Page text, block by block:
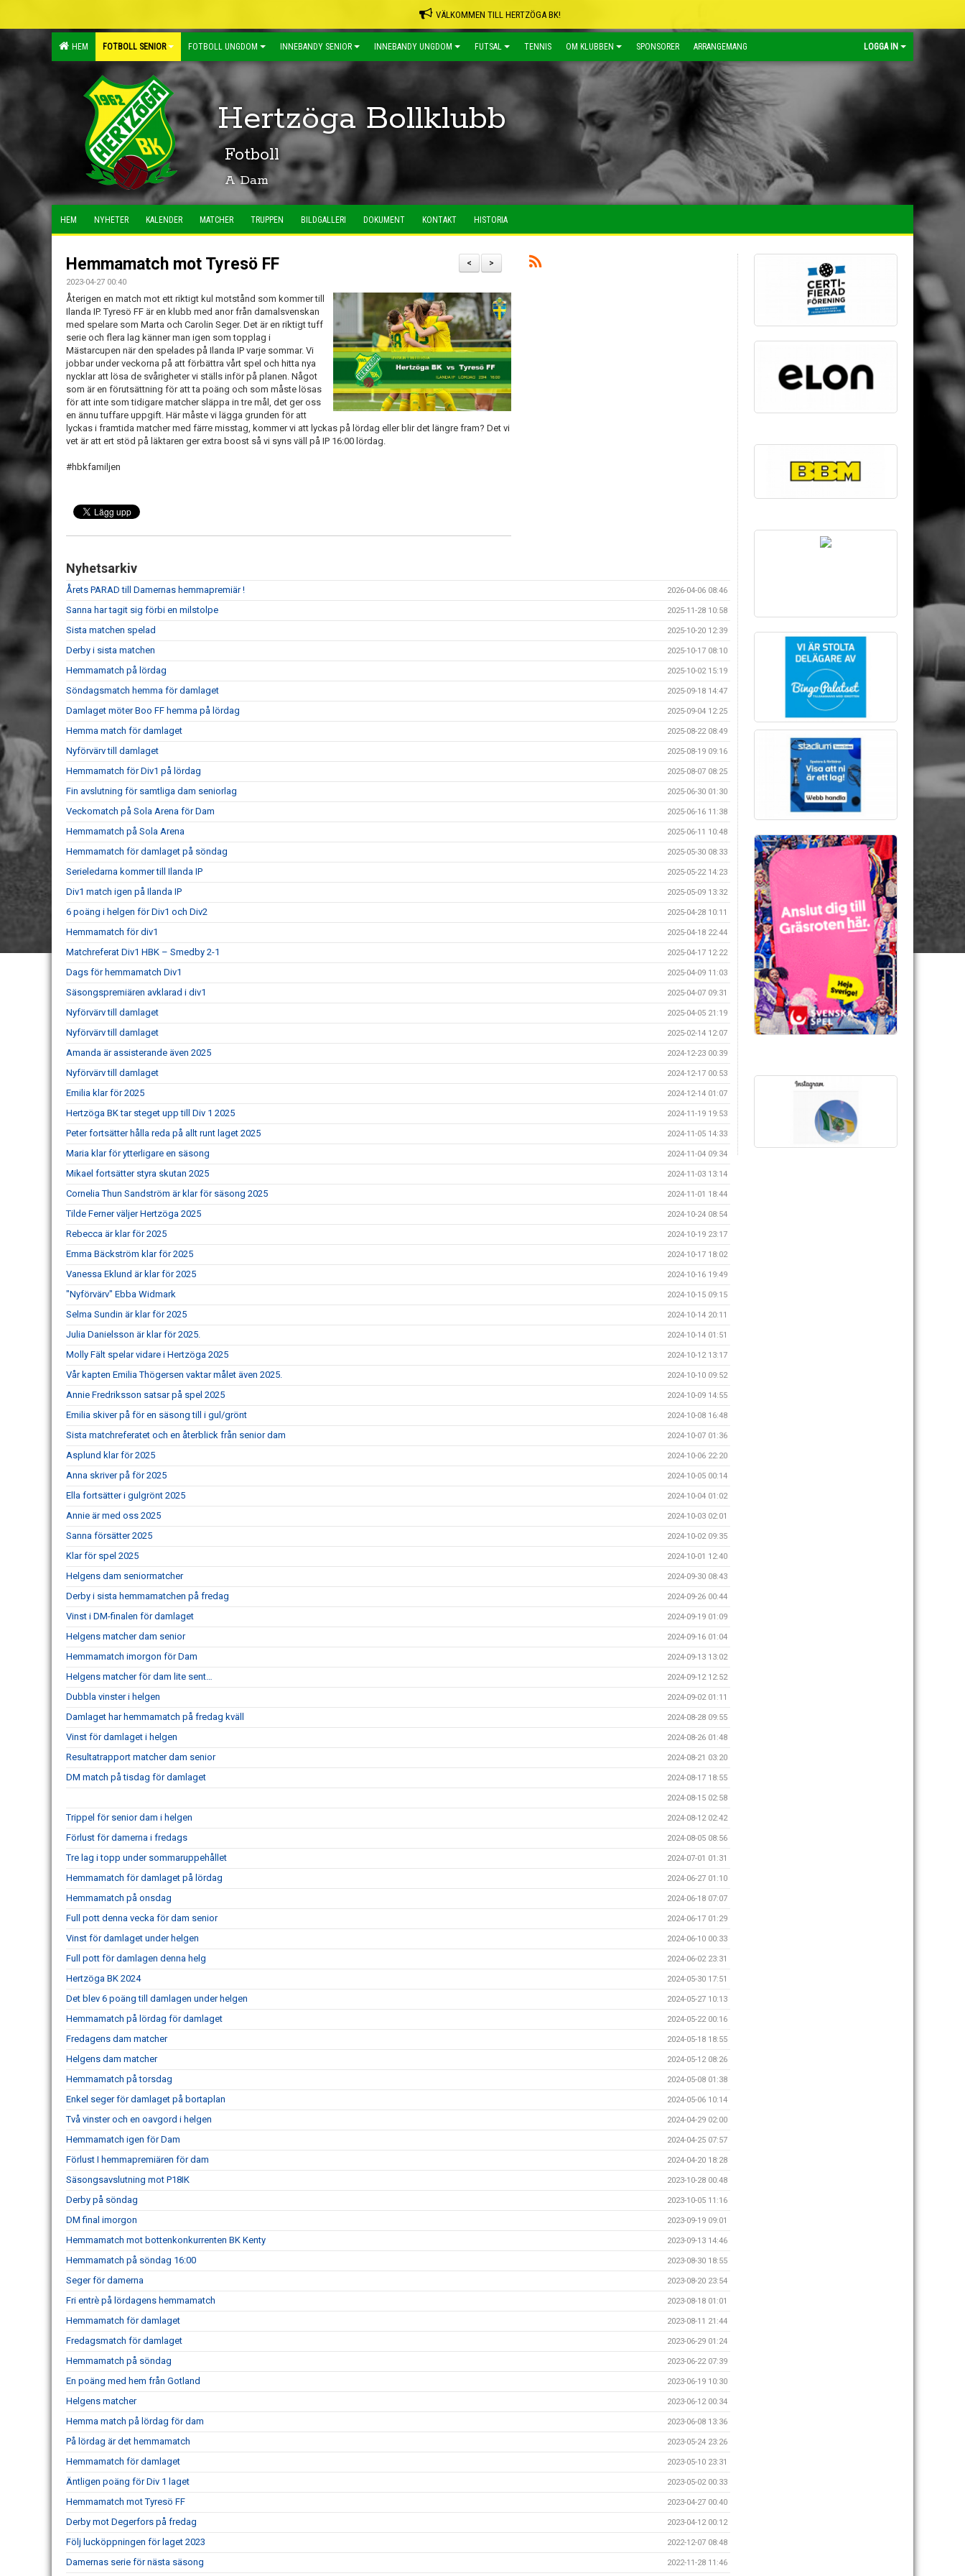
VÄLKOMMEN TILL HERTZÖGA BK!
HEM FOTBOLL SENIOR FOTBOLL UNGDOM INNEBANDY SENIOR INNEBANDY UNGDOM FUTSAL TENNIS OM KLUBBEN SPONSORER ARRANGEMANG LOGGA IN
Hertzöga Bollklubb
Fotboll
A Dam
HEM NYHETER KALENDER MATCHER TRUPPEN BILDGALLERI DOKUMENT KONTAKT HISTORIA
>
<
Hemmamatch mot Tyresö FF
2023-04-27 00:40
Återigen en match mot ett riktigt kul motstånd som kommer till
Ilanda IP. Tyresö FF är en klubb med anor från damalsvenskan
med spelare som Marta och Carolin Seger. Det är en riktigt tuff
serie och flera lag känner man igen som topplag i
Mästarcupen när den spelades på Ilanda IP varje sommar. Vi
jobbar under veckorna på att förbättra vårt spel och hitta nya
nycklar att lösa de svårigheter vi ställs inför på planen. Något
som är en förutsättning för att ta poäng och som måste lösas
för att inte som tidigare matcher släppa in tre mål, det ger oss
en ännu tuffare uppgift. Här måste vi lägga grunden för att
lyckas i framtida matcher med färre misstag, kommer vi att lyckas på lördag eller blir det längre fram? Det vi
vet är att ert stöd på läktaren ger extra boost så vi syns väll på IP 16:00 lördag.
#hbkfamiljen
Nyhetsarkiv
Årets PARAD till Damernas hemmapremiär ! 2026-04-06 08:46
Sanna har tagit sig förbi en milstolpe 2025-11-28 10:58
Sista matchen spelad 2025-10-20 12:39
Derby i sista matchen 2025-10-17 08:10
Hemmamatch på lördag 2025-10-02 15:19
Söndagsmatch hemma för damlaget 2025-09-18 14:47
Damlaget möter Boo FF hemma på lördag 2025-09-04 12:25
Hemma match för damlaget 2025-08-22 08:49
Nyförvärv till damlaget 2025-08-19 09:16
Hemmamatch för Div1 på lördag 2025-08-07 08:25
Fin avslutning för samtliga dam seniorlag 2025-06-30 01:30
Veckomatch på Sola Arena för Dam 2025-06-16 11:38
Hemmamatch på Sola Arena 2025-06-11 10:48
Hemmamatch för damlaget på söndag 2025-05-30 08:33
Serieledarna kommer till Ilanda IP 2025-05-22 14:23
Div1 match igen på Ilanda IP 2025-05-09 13:32
6 poäng i helgen för Div1 och Div2 2025-04-28 10:11
Hemmamatch för div1 2025-04-18 22:44
Matchreferat Div1 HBK – Smedby 2-1 2025-04-17 12:22
Dags för hemmamatch Div1 2025-04-09 11:03
Säsongspremiären avklarad i div1 2025-04-07 09:31
Nyförvärv till damlaget 2025-04-05 21:19
Nyförvärv till damlaget 2025-02-14 12:07
Amanda är assisterande även 2025 2024-12-23 00:39
Nyförvärv till damlaget 2024-12-17 00:53
Emilia klar för 2025 2024-12-14 01:07
Hertzöga BK tar steget upp till Div 1 2025 2024-11-19 19:53
Peter fortsätter hålla reda på allt runt laget 2025 2024-11-05 14:33
Maria klar för ytterligare en säsong 2024-11-04 09:34
Mikael fortsätter styra skutan 2025 2024-11-03 13:14
Cornelia Thun Sandström är klar för säsong 2025 2024-11-01 18:44
Tilde Ferner väljer Hertzöga 2025 2024-10-24 08:54
Rebecca är klar för 2025 2024-10-19 23:17
Emma Bäckström klar för 2025 2024-10-17 18:02
Vanessa Eklund är klar för 2025 2024-10-16 19:49
"Nyförvärv" Ebba Widmark 2024-10-15 09:15
Selma Sundin är klar för 2025 2024-10-14 20:11
Julia Danielsson är klar för 2025. 2024-10-14 01:51
Molly Fält spelar vidare i Hertzöga 2025 2024-10-12 13:17
Vår kapten Emilia Thögersen vaktar målet även 2025. 2024-10-10 09:52
Annie Fredriksson satsar på spel 2025 2024-10-09 14:55
Emilia skiver på för en säsong till i gul/grönt 2024-10-08 16:48
Sista matchreferatet och en återblick från senior dam 2024-10-07 01:36
Asplund klar för 2025 2024-10-06 22:20
Anna skriver på för 2025 2024-10-05 00:14
Ella fortsätter i gulgrönt 2025 2024-10-04 01:02
Annie är med oss 2025 2024-10-03 02:01
Sanna försätter 2025 2024-10-02 09:35
Klar för spel 2025 2024-10-01 12:40
Helgens dam seniormatcher 2024-09-30 08:43
Derby i sista hemmamatchen på fredag 2024-09-26 00:44
Vinst i DM-finalen för damlaget 2024-09-19 01:09
Helgens matcher dam senior 2024-09-16 01:04
Hemmamatch imorgon för Dam 2024-09-13 13:02
Helgens matcher för dam lite sent… 2024-09-12 12:52
Dubbla vinster i helgen 2024-09-02 01:11
Damlaget har hemmamatch på fredag kväll 2024-08-28 09:55
Vinst för damlaget i helgen 2024-08-26 01:48
Resultatrapport matcher dam senior 2024-08-21 03:20
DM match på tisdag för damlaget 2024-08-17 18:55
2024-08-15 02:58
Trippel för senior dam i helgen 2024-08-12 02:42
Förlust för damerna i fredags 2024-08-05 08:56
Tre lag i topp under sommaruppehållet 2024-07-01 01:31
Hemmamatch för damlaget på lördag 2024-06-27 01:10
Hemmamatch på onsdag 2024-06-18 07:07
Full pott denna vecka för dam senior 2024-06-17 01:29
Vinst för damlaget under helgen 2024-06-10 00:33
Full pott för damlagen denna helg 2024-06-02 23:31
Hertzöga BK 2024 2024-05-30 17:51
Det blev 6 poäng till damlagen under helgen 2024-05-27 10:13
Hemmamatch på lördag för damlaget 2024-05-22 00:16
Fredagens dam matcher 2024-05-18 18:55
Helgens dam matcher 2024-05-12 08:26
Hemmamatch på torsdag 2024-05-08 01:38
Enkel seger för damlaget på bortaplan 2024-05-06 10:14
Två vinster och en oavgord i helgen 2024-04-29 02:00
Hemmamatch igen för Dam 2024-04-25 07:57
Förlust I hemmapremiären för dam 2024-04-20 18:28
Säsongsavslutning mot P18IK 2023-10-28 00:48
Derby på söndag 2023-10-05 11:16
DM final imorgon 2023-09-19 09:01
Hemmamatch mot bottenkonkurrenten BK Kenty 2023-09-13 14:46
Hemmamatch på söndag 16:00 2023-08-30 18:55
Seger för damerna 2023-08-20 23:54
Fri entrè på lördagens hemmamatch 2023-08-18 01:01
Hemmamatch för damlaget 2023-08-11 21:44
Fredagsmatch för damlaget 2023-06-29 01:24
Hemmamatch på söndag 2023-06-22 07:39
En poäng med hem från Gotland 2023-06-19 10:30
Helgens matcher 2023-06-12 00:34
Hemma match på lördag för dam 2023-06-08 13:36
På lördag är det hemmamatch 2023-05-24 23:26
Hemmamatch för damlaget 2023-05-10 23:31
Äntligen poäng för Div 1 laget 2023-05-02 00:33
Hemmamatch mot Tyresö FF 2023-04-27 00:40
Derby mot Degerfors på fredag 2023-04-12 00:12
Följ lucköppningen för laget 2023 2022-12-07 08:48
Damernas serie för nästa säsong 2022-11-28 11:46